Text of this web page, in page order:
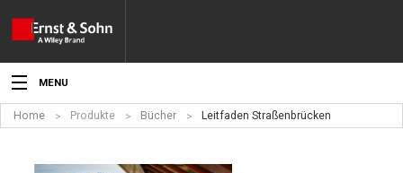
MENU
Aktuelles
Veranstaltungen
Home Produkte Bücher Leitfaden Straßenbrücken